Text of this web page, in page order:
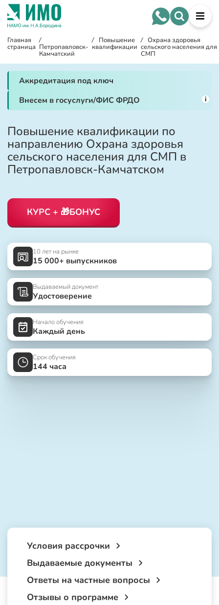
Главная
страница
/
Петропавловск-
Камчатский
/ Повышение
квалификации
/ Охрана здоровья
сельского населения для
СМП
Аккредитация под ключ
Внесем в госуслуги/ФИС ФРДО
i
Повышение квалификации по
направлению Охрана здоровья
сельского населения для СМП в
Петропавловск-Камчатском
КУРС + 🎁БОНУС
10 лет на рынке
15 000+ выпускников
Выдаваемый документ
Удостоверение
Начало обучения
Каждый день
Срок обучения
144 часа
Условия рассрочки
Выдаваемые документы
Ответы на частные вопросы
Отзывы о программе